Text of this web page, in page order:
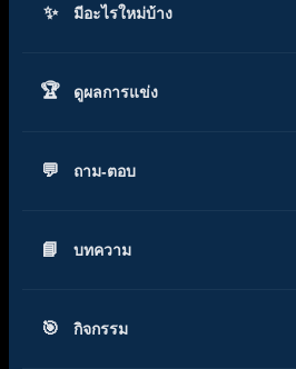
มีอะไรใหม่บ้าง
ดูผลการแข่ง
ถาม-ตอบ
บทความ
กิจกรรม